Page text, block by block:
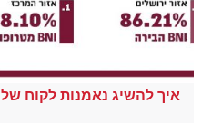
איך להשיג נאמנות לקוח של 80-90 אחוזים?